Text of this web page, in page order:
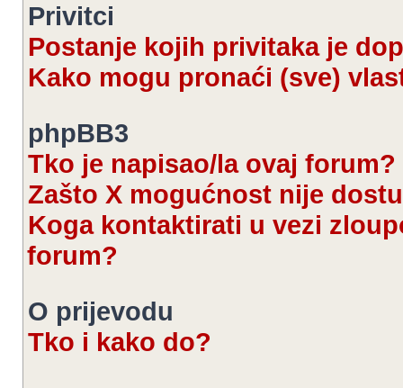
Privitci
Postanje kojih privitaka je
Kako mogu pronaći (sve)
phpBB3
Tko je napisao/la ovaj forum?
Zašto X mogućnost nije
Koga kontaktirati u vezi
forum?
O prijevodu
Tko i kako do?